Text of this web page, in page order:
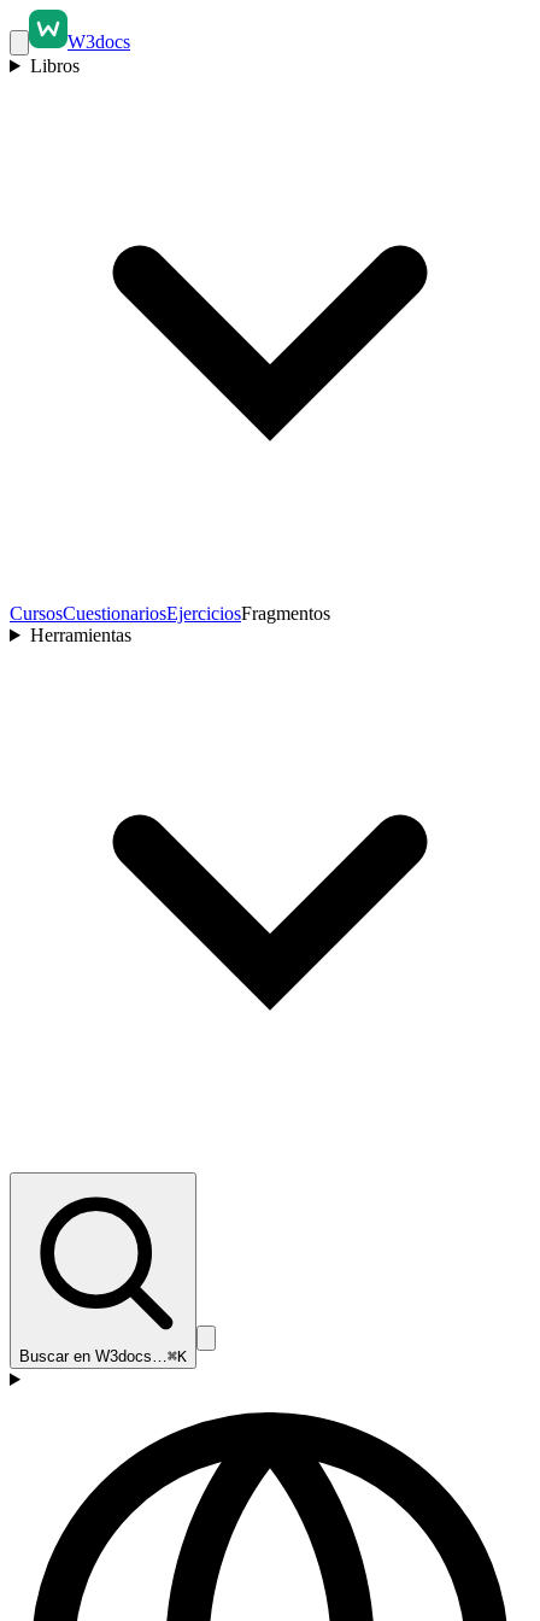
W3docs
Libros
CursosCuestionariosEjerciciosFragmentos
Herramientas
Buscar en W3docs…⌘K